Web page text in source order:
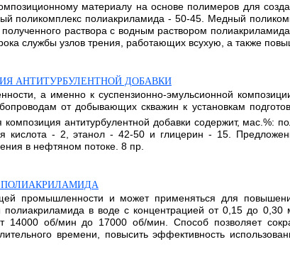
материалу на основе полимеров для
поликомплекс полиакриламида - 50-45. Медный
раствора с водным раствором
службы узлов трения, работающих всухую, а также
АНТИТУРБУЛЕНТНОЙ ДОБАВКИ
а именно к суспензионно-эмульсионной
от добывающих скважин к установкам
антитурбулентной добавки содержит, мас.%:
кислота - 2, этанол - 42-50 и глицерин - 15.
в нефтяном потоке. 8 пр.
ПОЛИАКРИЛАМИДА
промышленности и может применяться для
полиакриламида в воде с концентрацией от 0,15 до
14000 об/мин до 17000 об/мин. Способ позволяет
времени, повысить эффективность